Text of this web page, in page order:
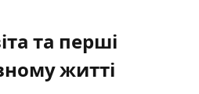
та перші
житті